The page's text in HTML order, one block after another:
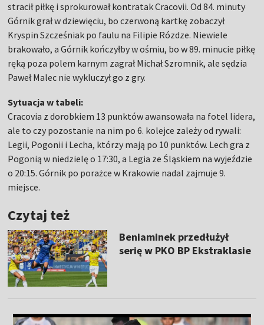
stracił piłkę i sprokurował kontratak Cracovii. Od 84. minuty
Górnik grał w dziewięciu, bo czerwoną kartkę zobaczył
Kryspin Szcześniak po faulu na Filipie Rózdze. Niewiele
brakowało, a Górnik kończyłby w ośmiu, bo w 89. minucie piłkę
ręką poza polem karnym zagrał Michał Szromnik, ale sędzia
Paweł Malec nie wykluczył go z gry.
Sytuacja w tabeli:
Cracovia z dorobkiem 13 punktów awansowała na fotel lidera,
ale to czy pozostanie na nim po 6. kolejce zależy od rywali:
Legii, Pogonii i Lecha, którzy mają po 10 punktów. Lech gra z
Pogonią w niedzielę o 17:30, a Legia ze Śląskiem na wyjeździe
o 20:15. Górnik po porażce w Krakowie nadal zajmuje 9.
miejsce.
Czytaj też
Beniaminek przedłużył
serię w PKO BP Ekstraklasie